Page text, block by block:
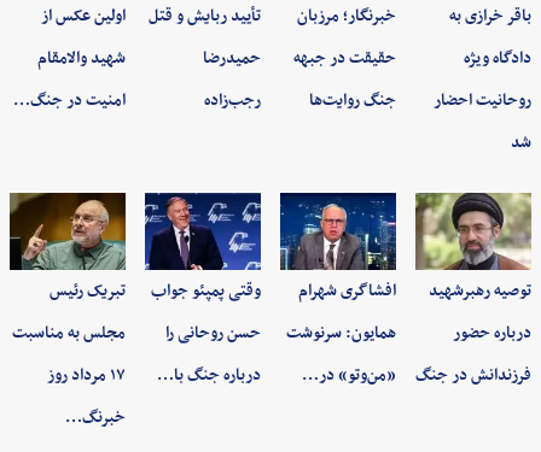
باقر خرازی به
دادگاه ویژه
روحانیت احضار
شد
خبرنگار؛ مرزبان
حقیقت در جبهه
جنگ روایت‌ها
تأیید ربایش و قتل
حمیدرضا
رجب‌زاده
اولین عکس از
شهید والامقام
امنیت در جنگ…
توصیه رهبرشهید
درباره حضور
فرزندانش در جنگ
افشاگری شهرام
همایون: سرنوشت
«من‌وتو» در…
وقتی پمپئو جواب
حسن روحانی را
درباره جنگ با…
تبریک رئیس
مجلس به مناسبت
۱۷ مرداد روز
خبرنگ…